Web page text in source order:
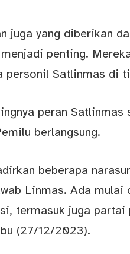
juga yang diberikan
penting.
Satlinmas di
peran
berlangsung.
beberapa
Linmas. Ada mulai
termasuk juga partai
(27/12/2023).